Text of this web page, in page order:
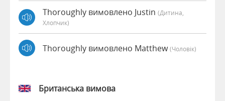
Thoroughly вимовлено Justin (дитина,
Хлопчик)
Thoroughly вимовлено Matthew(чоловік)
Британська вимова